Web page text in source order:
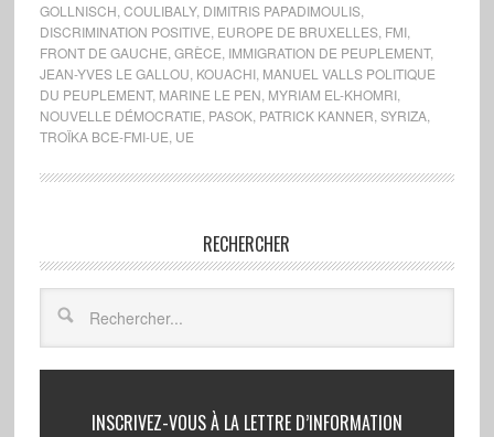
GOLLNISCH COULIBALY, DIMITRIS PAPADIMOULIS,
DISCRIMINATION POSITIVE EUROPE DE BRUXELLES, FMI,
FRONT DE GAUCHE GRÈCE IMMIGRATION DE PEUPLEMENT,
JEAN-YVES LE GALLOU KOUACHI, MANUEL VALLS POLITIQUE
DU PEUPLEMENT, MARINE LE PEN MYRIAM EL-KHOMRI,
NOUVELLE DÉMOCRATIE PASOK, PATRICK KANNER SYRIZA,
TROÏKA BCE-FMI-UE UE
RECHERCHER
INSCRIVEZ-VOUS À LA LETTRE D’INFORMATION